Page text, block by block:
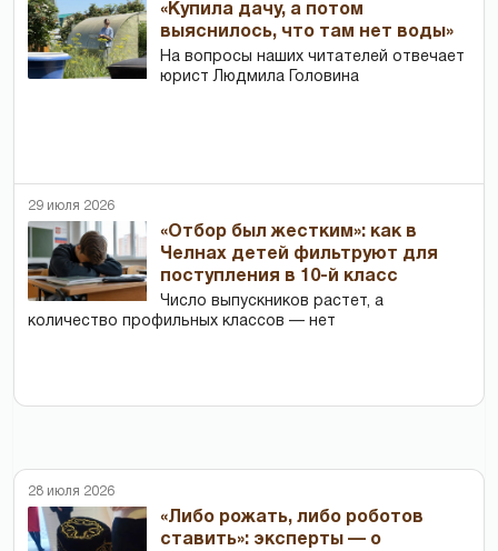
«Купила дачу, а потом
выяснилось, что там нет воды»
На вопросы наших читателей отвечает
юрист Людмила Головина
29 июля 2026
«Отбор был жестким»: как в
Челнах детей фильтруют для
поступления в 10-й класс
Число выпускников растет, а
количество профильных классов — нет
28 июля 2026
«Либо рожать, либо роботов
ставить»: эксперты — о